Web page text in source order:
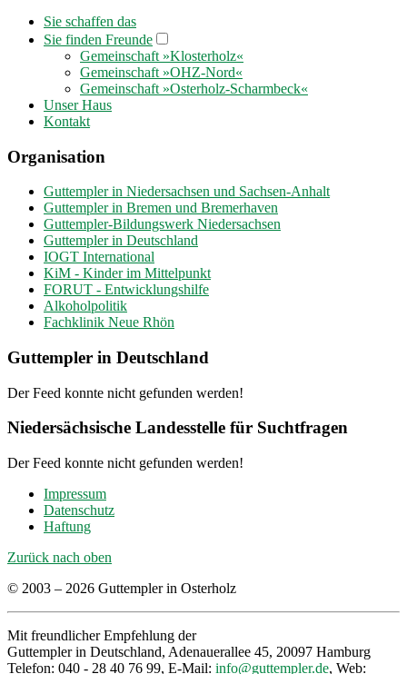
Sie schaffen das
Sie finden Freunde
Gemeinschaft »Klosterholz«
Gemeinschaft »OHZ-Nord«
Gemeinschaft »Osterholz-Scharmbeck«
Unser Haus
Kontakt
Organisation
Guttempler in Niedersachsen und Sachsen-Anhalt
Guttempler in Bremen und Bremerhaven
Guttempler-Bildungswerk Niedersachsen
Guttempler in Deutschland
IOGT International
KiM - Kinder im Mittelpunkt
FORUT - Entwicklungshilfe
Alkoholpolitik
Fachklinik Neue Rhön
Guttempler in Deutschland
Der Feed konnte nicht gefunden werden!
Niedersächsische Landesstelle für Suchtfragen
Der Feed konnte nicht gefunden werden!
Impressum
Datenschutz
Haftung
Zurück nach oben
© 2003 – 2026 Guttempler in Osterholz
Mit freundlicher Empfehlung der
Guttempler in Deutschland, Adenauerallee 45, 20097 Hamburg
Telefon: 040 - 28 40 76 99, E-Mail: info@guttempler.de, Web: